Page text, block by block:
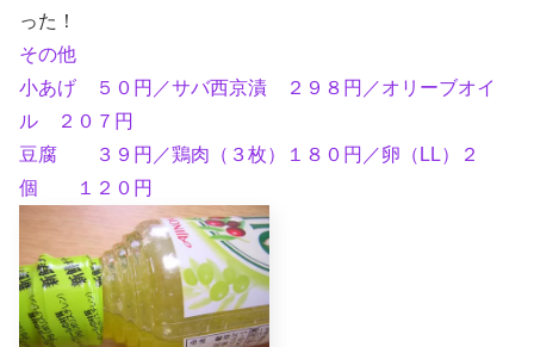
った！
その他
小あげ ５０円／サバ西京漬 ２９８円／オリーブオイ
ル ２０７円
豆腐 ３９円／鶏肉（３枚）１８０円／卵（LL）２
個 １２０円